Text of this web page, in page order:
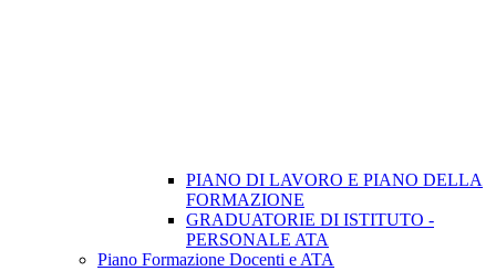
PIANO DI LAVORO E PIANO DELLA
FORMAZIONE
GRADUATORIE DI ISTITUTO -
PERSONALE ATA
Piano Formazione Docenti e ATA